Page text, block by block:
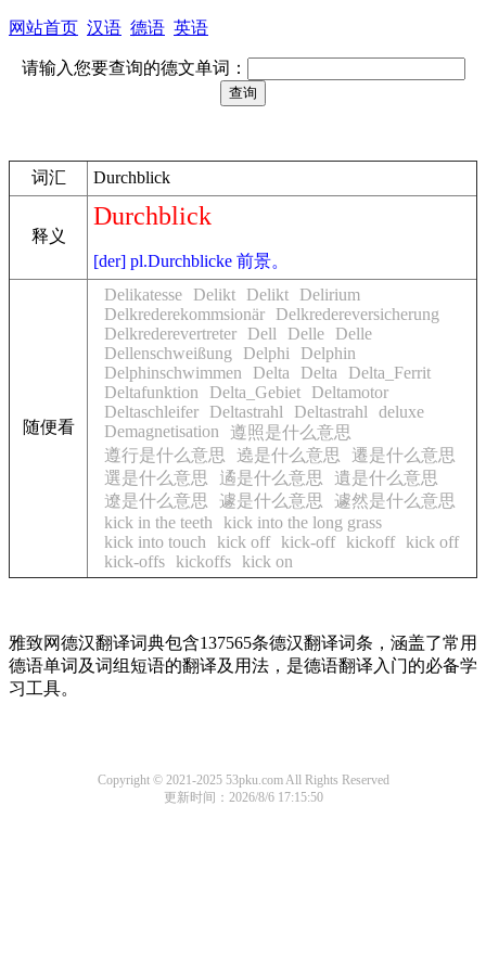
网站首页 汉语 德语 英语
请输入您要查询的德文单词：
词汇 Durchblick
释义
Durchblick
[der] pl.Durchblicke 前景。
随便看
Delikatesse Delikt Delikt
Delirium
Delkrederekommsionär
Delkredereversicherung
Delkrederevertreter
Dell Delle
Delle
Dellenschweißung
Delphi
Delphin
Delphinschwimmen
Delta Delta
Delta_Ferrit
Deltafunktion
Delta_Gebiet
Deltamotor
Deltaschleifer
Deltastrahl Deltastrahl
deluxe
Demagnetisation
遵照是什么意思
遵行是什么意思
遶是什么意思
遷是什么意思
選是什么意思
遹是什么意思
遺是什么意思
遼是什么意思
遽是什么意思
遽然是什么意思
kick in the teeth
kick into the long grass
kick into touch
kick off kick-off kickoff kick off
kick-offs kickoffs kick on
雅致网德汉翻译词典包含137565条德汉翻译词条，涵盖了常用
德语单词及词组短语的翻译及用法，是德语翻译入门的必备学
习工具。
Copyright © 2021-2025 53pku.com All Rights Reserved
更新时间：2026/8/6 17:15:50